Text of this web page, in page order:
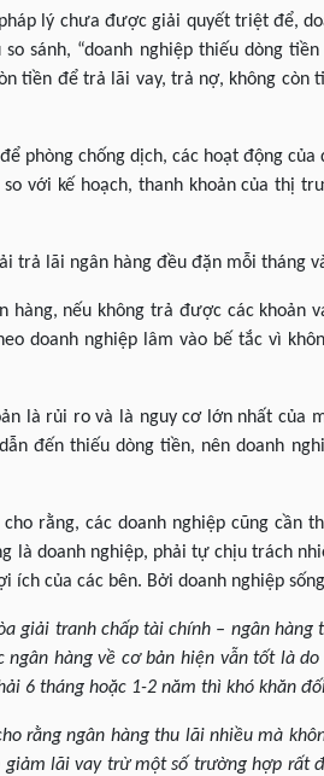
lý chưa được giải quyết triệt để,
sánh, “doanh nghiệp thiếu dòng
tiền để trả lãi vay, trả nợ, không
phòng chống dịch, các hoạt động
với kế hoạch, thanh khoản của thị
trả lãi ngân hàng đều đặn mỗi tháng
hàng, nếu không trả được các
doanh nghiệp lâm vào bế tắc vì
là rủi ro và là nguy cơ lớn nhất của
đến thiếu dòng tiền, nên doanh
rằng, các doanh nghiệp cũng cần
là doanh nghiệp, phải tự chịu trách
ích của các bên. Bởi doanh nghiệp
giải tranh chấp tài chính – ngân
ngân hàng về cơ bản hiện vẫn tốt là
6 tháng hoặc 1-2 năm thì khó khăn
rằng ngân hàng thu lãi nhiều mà
lãi vay trừ một số trường hợp rất